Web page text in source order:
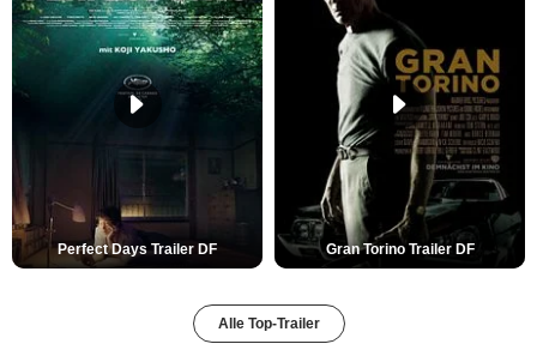
Perfect Days Trailer DF Gran Torino Trailer DF
Alle Top-Trailer